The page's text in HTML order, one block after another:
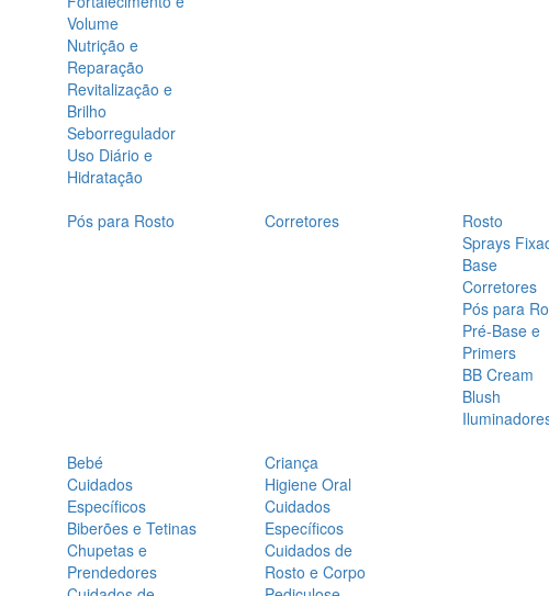
Volume
Nutrição e
Reparação
Revitalização e
Brilho
Seborregulador
Uso Diário e
Hidratação
Pós para Rosto Corretores
Rosto
Sprays
Base
Corretores
Pós para
Pré-Base e
Primers
BB Cream
Blush
Bebé
Cuidados
Específicos
Biberões e Tetinas
Chupetas e
Prendedores
Criança
Higiene Oral
Cuidados
Específicos
Cuidados de
Rosto e Corpo